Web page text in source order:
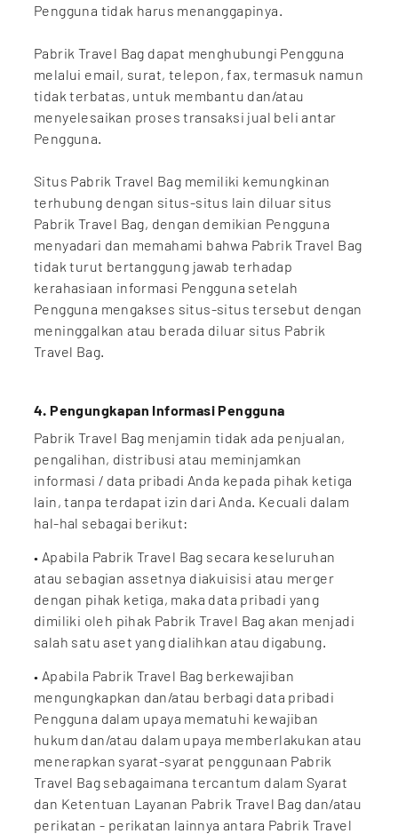
Pengguna tidak harus menanggapinya.
Pabrik Travel Bag dapat menghubungi Pengguna
melalui email, surat, telepon, fax, termasuk namun
tidak terbatas, untuk membantu dan/atau
menyelesaikan proses transaksi jual beli antar
Pengguna.
Situs Pabrik Travel Bag memiliki kemungkinan
terhubung dengan situs-situs lain diluar situs
Pabrik Travel Bag, dengan demikian Pengguna
menyadari dan memahami bahwa Pabrik Travel Bag
tidak turut bertanggung jawab terhadap
kerahasiaan informasi Pengguna setelah
Pengguna mengakses situs-situs tersebut dengan
meninggalkan atau berada diluar situs Pabrik
Travel Bag.
4. Pengungkapan Informasi Pengguna
Pabrik Travel Bag menjamin tidak ada penjualan,
pengalihan, distribusi atau meminjamkan
informasi / data pribadi Anda kepada pihak ketiga
lain, tanpa terdapat izin dari Anda. Kecuali dalam
hal-hal sebagai berikut:
• Apabila Pabrik Travel Bag secara keseluruhan
atau sebagian assetnya diakuisisi atau merger
dengan pihak ketiga, maka data pribadi yang
dimiliki oleh pihak Pabrik Travel Bag akan menjadi
salah satu aset yang dialihkan atau digabung.
• Apabila Pabrik Travel Bag berkewajiban
mengungkapkan dan/atau berbagi data pribadi
Pengguna dalam upaya mematuhi kewajiban
hukum dan/atau dalam upaya memberlakukan atau
menerapkan syarat-syarat penggunaan Pabrik
Travel Bag sebagaimana tercantum dalam Syarat
dan Ketentuan Layanan Pabrik Travel Bag dan/atau
perikatan - perikatan lainnya antara Pabrik Travel